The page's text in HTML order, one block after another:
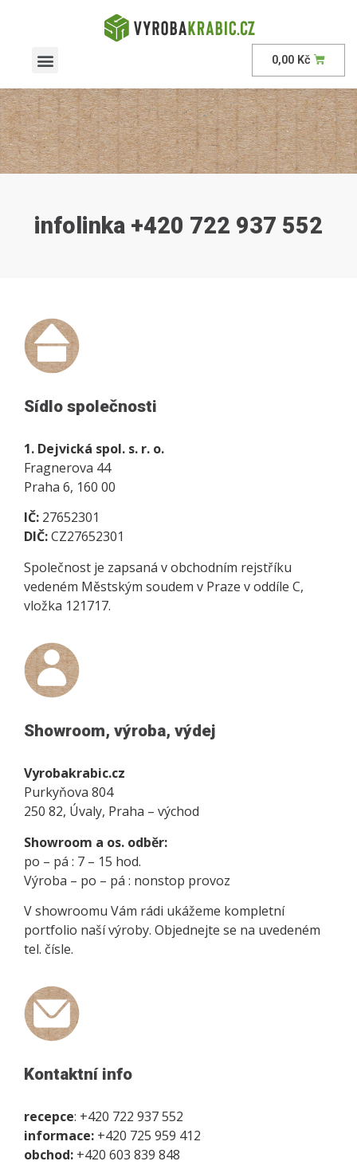
0,00 Kč
infolinka +420 722 937 552
Sídlo společnosti
1. Dejvická spol. s. r. o.
Fragnerova 44
Praha 6, 160 00
IČ: 27652301
DIČ:CZ27652301
Společnost je zapsaná v obchodním rejstříku
vedeném Městským soudem v Praze v oddíle C,
vložka 121717.
Showroom, výroba, výdej
Vyrobakrabic.cz
Purkyňova 804
250 82, Úvaly, Praha – východ
Showroom a os. odběr:
po – pá : 7 – 15 hod.
Výroba – po – pá : nonstop provoz
V showroomu Vám rádi ukážeme kompletní
portfolio naší výroby. Objednejte se na uvedeném
tel. čísle.
Kontaktní info
recepce: +420 722 937 552
informace: +420 725 959 412
obchod: +420 603 839 848